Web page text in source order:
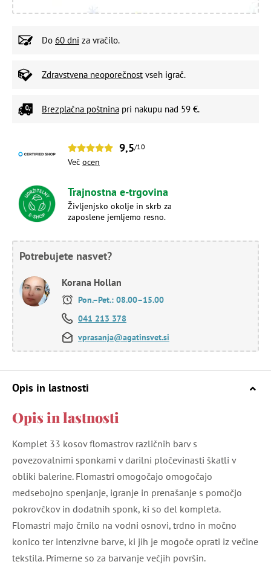
Do 60 dni za vračilo.
Zdravstvena neoporečnost vseh igrač.
Brezplačna poštnina pri nakupu nad 59 €.
9,5/10
Več ocen
Trajnostna e-trgovina
Življenjsko okolje in skrb za
zaposlene jemljemo resno.
Potrebujete nasvet?
Korana Hollan
Pon.–Pet.: 08.00–15.00
041 213 378
vprasanja@agatinsvet.si
Opis in lastnosti
Opis in lastnosti
Komplet 33 kosov flomastrov različnih barv s
povezovalnimi sponkami v darilni pločevinasti škatli v
obliki balerine. Flomastri omogočajo omogočajo
medsebojno spenjanje, igranje in prenašanje s pomočjo
pokrovčkov in dodatnih sponk, ki so del kompleta.
Flomastri majo črnilo na vodni osnovi, trdno in močno
konico ter intenzivne barve, ki jih je mogoče oprati iz večine
tekstila. Primerne so za barvanje večjih površin.